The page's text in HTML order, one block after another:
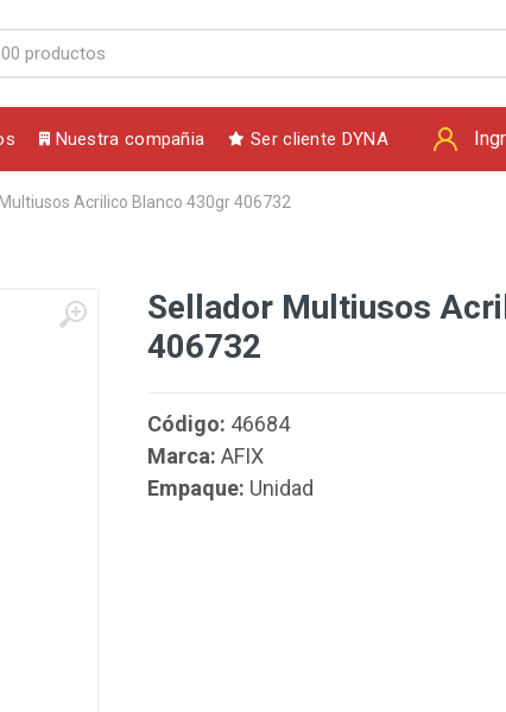
Nuestra compañia Ser cliente DYNA
Acrilico Blanco 430gr 406732
Sellador Multiusos
406732
Código: 46684
Marca: AFIX
Empaque: Unidad